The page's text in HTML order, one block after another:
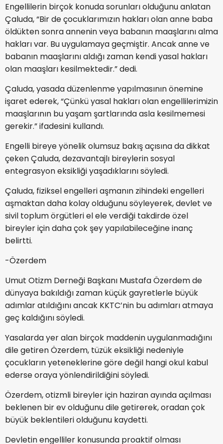
Engellilerin birçok konuda sorunları olduğunu anlatan
Çaluda, “Bir de çocuklarımızın hakları olan anne baba
öldükten sonra annenin veya babanın maaşlarını alma
hakları var. Bu uygulamaya geçmiştir. Ancak anne ve
babanın maaşlarını aldığı zaman kendi yasal hakları
olan maaşları kesilmektedir.” dedi.
Çaluda, yasada düzenlenme yapılmasının önemine
işaret ederek, “Çünkü yasal hakları olan engellilerimizin
maaşlarının bu yaşam şartlarında asla kesilmemesi
gerekir.” ifadesini kullandı.
Engelli bireye yönelik olumsuz bakış açısına da dikkat
çeken Çaluda, dezavantajlı bireylerin sosyal
entegrasyon eksikliği yaşadıklarını söyledi.
Çaluda, fiziksel engelleri aşmanın zihindeki engelleri
aşmaktan daha kolay olduğunu söyleyerek, devlet ve
sivil toplum örgütleri el ele verdiği takdirde özel
bireyler için daha çok şey yapılabileceğine inanç
belirtti.
-Özerdem
Umut Otizm Derneği Başkanı Mustafa Özerdem de
dünyaya bakıldığı zaman küçük gayretlerle büyük
adımlar atıldığını ancak KKTC’nin bu adımları atmaya
geç kaldığını söyledi.
Yasalarda yer alan birçok maddenin uygulanmadığını
dile getiren Özerdem, tüzük eksikliği nedeniyle
çocukların yeteneklerine göre değil hangi okul kabul
ederse oraya yönlendirildiğini söyledi.
Özerdem, otizmli bireyler için haziran ayında açılması
beklenen bir ev olduğunu dile getirerek, oradan çok
büyük beklentileri olduğunu kaydetti.
Devletin engelliler konusunda proaktif olması